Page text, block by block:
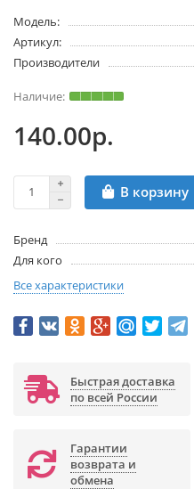
Модель:
Артикул:
Производители
140.00р.
В корзину
Бренд
Для кого
Все характеристики
Быстрая доставка
по всей России
Гарантии
возврата и
обмена